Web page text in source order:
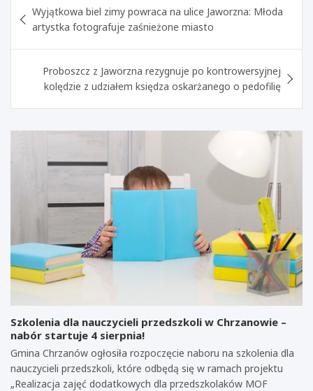
wpisu
Wyjątkowa biel zimy powraca na ulice Jaworzna: Młoda
artystka fotografuje zaśnieżone miasto
Proboszcz z Jaworzna rezygnuje po kontrowersyjnej
kolędzie z udziałem księdza oskarżanego o pedofilię
Szkolenia dla nauczycieli przedszkoli w Chrzanowie –
nabór startuje 4 sierpnia!
Gmina Chrzanów ogłosiła rozpoczęcie naboru na szkolenia dla
nauczycieli przedszkoli, które odbędą się w ramach projektu
„Realizacja zajęć dodatkowych dla przedszkolaków MOF